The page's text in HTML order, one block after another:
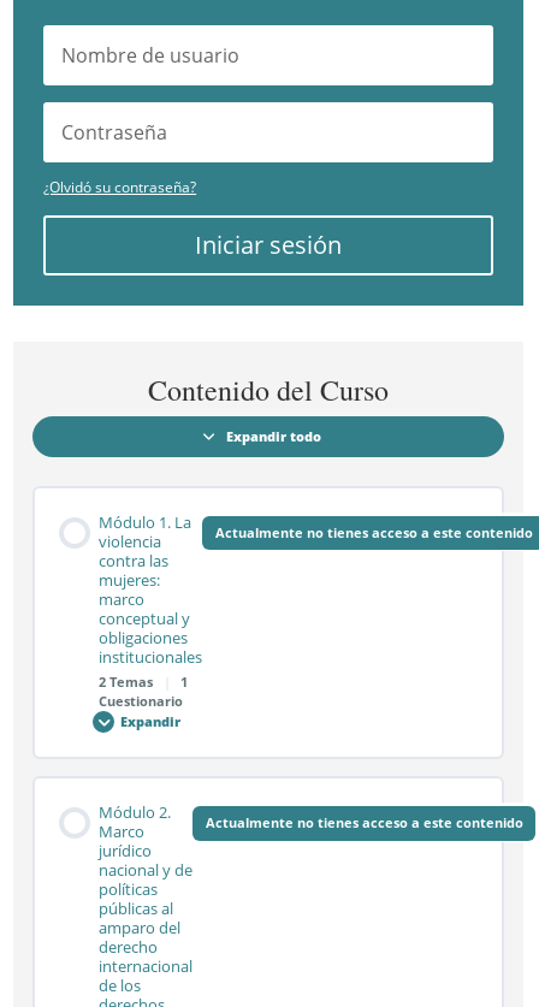
¿Olvidó su contraseña?
Iniciar sesión
Contenido del Curso
Expandir todo
Módulos
Módulo 1. La
violencia
contra las
mujeres:
marco
conceptual y
obligaciones
institucionales
2 Temas
1
Cuestionario
Actualmente no tienes acceso a este contenido
Expandir
Módulo
La
violencia
las
mujeres:
marco
conceptual
y
obligaciones
institucionales
0% COMPLETADO 0/2 pasos
Sesión síncrona 1.1
Sesión síncrona 1.2
Módulo 2.
Marco
jurídico
nacional y de
políticas
públicas al
amparo del
derecho
internacional
de los
Actualmente no tienes acceso a este contenido